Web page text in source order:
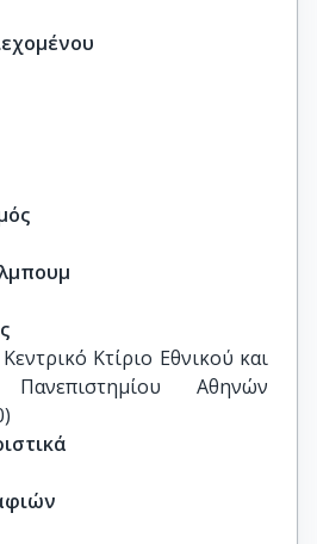
Κτίριο Εθνικού και
Πανεπιστημίου Αθηνών